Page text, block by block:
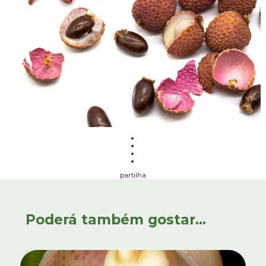
partilha
Poderá também gostar...